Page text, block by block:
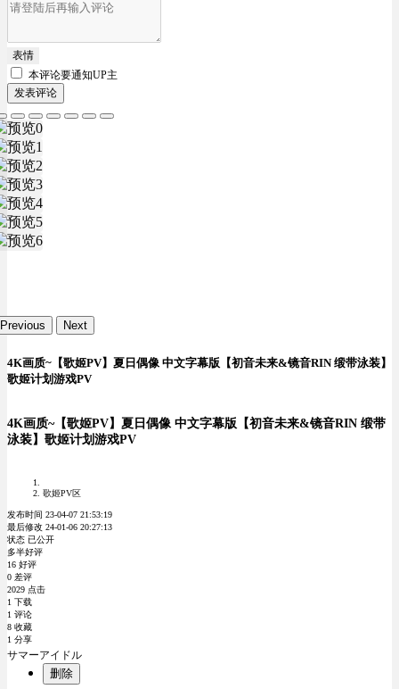
表情
本评论要通知UP主
发表评论
Previous Next
4K画质~【歌姬PV】夏日偶像 中文字幕版【初音未来&镜音RIN 缎带泳装】
歌姬计划游戏PV
4K画质~【歌姬PV】夏日偶像 中文字幕版【初音未来&镜音RIN 缎带
泳装】歌姬计划游戏PV
歌姬PV区
发布时间 23-04-07 21:53:19
最后修改 24-01-06 20:27:13
状态 已公开
多半好评
16 好评
0 差评
2029 点击
1 下载
1 评论
8 收藏
1 分享
サマーアイドル
删除